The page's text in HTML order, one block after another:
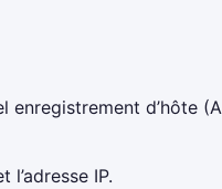
enregistrement d’hôte (A
IP.